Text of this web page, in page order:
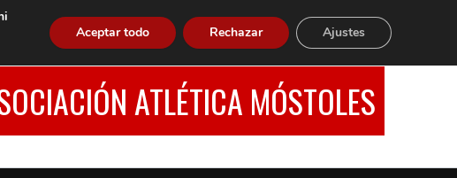
ATLÉTICA MÓSTOLES
Aceptar todo Rechazar Ajustes